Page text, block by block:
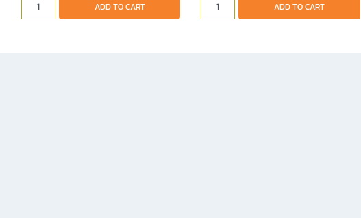
ADD TO CART ADD TO CART